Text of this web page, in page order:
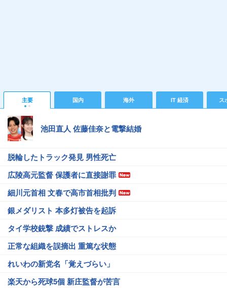
主要 国内 海外 IT 経済 ス
池田直人 佐藤佳奈と電撃結婚
脱輪したトラック発見 男性死亡
広陵高元監督 保護者に直接謝罪
細川元首相 文春で高市首相批判
銀メダリスト 本多灯被告を起訴
タイ学校銃撃 成績でストレスか
正常な組織を誤摘出 重篤な状態
れいわの新党名「覚えづらい」
楽天から死球5個 新庄監督が苦言